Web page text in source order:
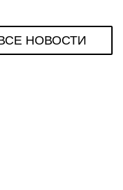
НОВОСТИ